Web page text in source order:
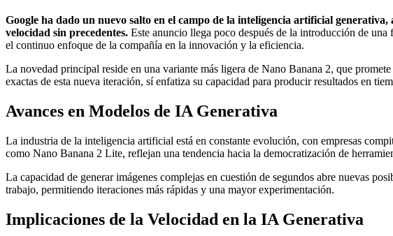
Google ha dado un nuevo salto en el campo de la inteligencia artificial
velocidad sin precedentes. Este anuncio llega poco después de la introducción de
el continuo enfoque de la compañía en la innovación y la eficiencia.
La novedad principal reside en una variante más ligera de Nano Banana 2, que
exactas de esta nueva iteración, sí enfatiza su capacidad para producir resultados en
Avances en Modelos de IA Generativa
La industria de la inteligencia artificial está en constante evolución, con empresas
como Nano Banana 2 Lite, reflejan una tendencia hacia la democratización de
La capacidad de generar imágenes complejas en cuestión de segundos abre nuevas
trabajo, permitiendo iteraciones más rápidas y una mayor experimentación.
Implicaciones de la Velocidad en la IA Generativa